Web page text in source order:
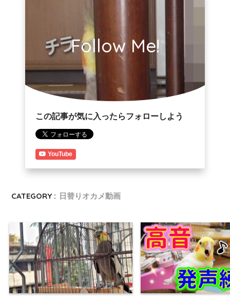
Follow Me!
この記事が気に入ったらフォローしよう
YouTube
CATEGORY : 日替りオカメ動画